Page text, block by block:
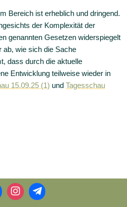
Bereich ist erheblich und dringend.
der Komplexität der
genannten Gesetzen widerspiegelt
ab, wie sich die Sache
dass durch die aktuelle
Entwicklung teilweise wieder in
15.09.25 (1) und Tagesschau